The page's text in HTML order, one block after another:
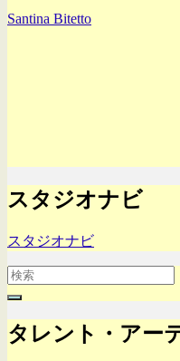
Santina Bitetto
スタジオナビ
スタジオナビ
Search
for:
タレント・アー